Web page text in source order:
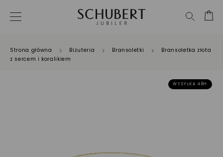
Strona główna Biżuteria Bransoletki
Bransoletka złota
z sercem i koralikiem
WYSYŁKA 48H